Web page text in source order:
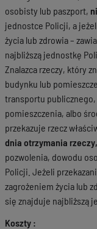
osobisty lub paszport,
jednostce Policji, a
życia lub zdrowia –
najbliższą jednostkę
Znalazca rzeczy, który
budynku lub
transportu publicznego,
pomieszczenia, albo
przekazuje rzecz
dnia otrzymania
pozwolenia, dowodu
Policji. Jeżeli
zagrożeniem życia lub
się znajduje najbliższą
Koszty :